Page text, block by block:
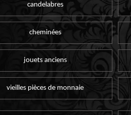
candelabres
cheminées
jouets anciens
vieilles pièces de monnaie